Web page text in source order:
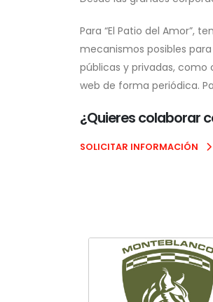
Para “El Patio del Amor”,
mecanismos posibles
públicas y privadas, como
web de forma periódica.
¿Quieres colaborar
SOLICITAR INFORMACIÓN